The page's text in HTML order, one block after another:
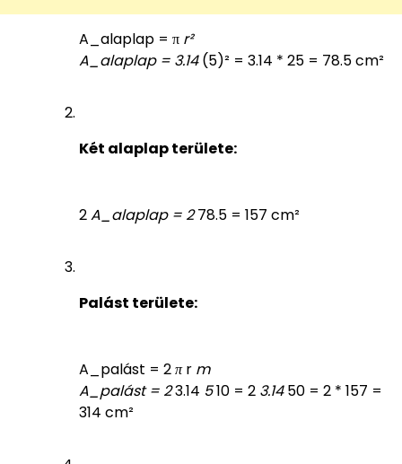
A_alaplap = π r²
A_alaplap = 3.14(5)² = 3.14 * 25 = 78.5 cm²
Két alaplap területe:
2A_alaplap = 278.5 = 157 cm²
Palást területe:
A_palást = 2πr m
A_palást = 23.14 510 = 2 3.1450 = 2 * 157 =
314 cm²